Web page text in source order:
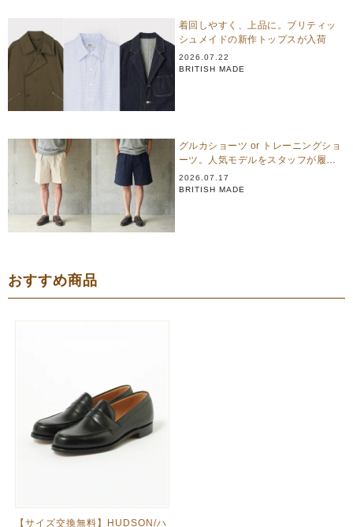
着回しやすく、上品に。ブリティッ
シュメイドの新作トップスが入荷
2026.07.22
BRITISH MADE
グルカショーツ or トレーニングショ
ーツ。人気モデルをスタッフが履き
比べ
2026.07.17
BRITISH MADE
おすすめ商品
【サイズ交換無料】HUDSON/ハ